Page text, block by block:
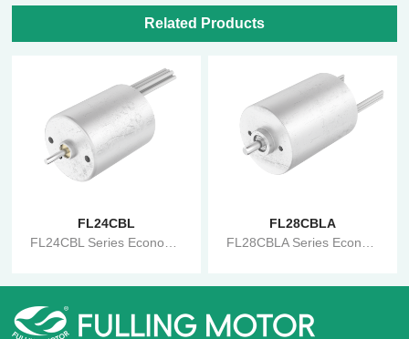
Related Products
FL24CBL
FL24CBL Series Economical Brushless Motor
FL28CBLA
FL28CBLA Series Economical Brushless Motor